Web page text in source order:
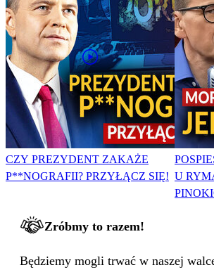
CZY PREZYDENT ZAKAŻE
P**NOGRAFII? PRZYŁĄCZ SIĘ! U
Zróbmy to razem!
Będziemy mogli trwać w naszej